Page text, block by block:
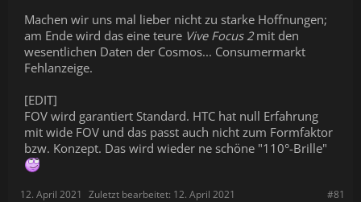
Machen wir uns mal lieber nicht zu starke Hoffnungen;
am Ende wird das eine teure Vive Focus 2mit den
wesentlichen Daten der Cosmos... Consumermarkt
Fehlanzeige.
[EDIT]
FOV wird garantiert Standard. HTC hat null Erfahrung
mit wide FOV und das passt auch nicht zum Formfaktor
bzw. Konzept. Das wird wieder ne schöne "110°-Brille"
#81
12. April 2021 Zuletzt bearbeitet: 12. April 2021